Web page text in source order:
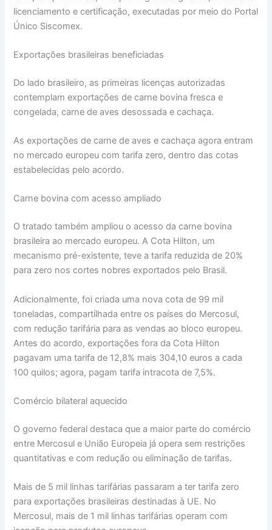
licenciamento e certificação, executadas por meio do Portal
Único Siscomex.
Exportações brasileiras beneficiadas
Do lado brasileiro, as primeiras licenças autorizadas
contemplam exportações de carne bovina fresca e
congelada, carne de aves desossada e cachaça.
As exportações de carne de aves e cachaça agora entram
no mercado europeu com tarifa zero, dentro das cotas
estabelecidas pelo acordo.
Carne bovina com acesso ampliado
O tratado também ampliou o acesso da carne bovina
brasileira ao mercado europeu. A Cota Hilton, um
mecanismo pré-existente, teve a tarifa reduzida de 20%
para zero nos cortes nobres exportados pelo Brasil.
Adicionalmente, foi criada uma nova cota de 99 mil
toneladas, compartilhada entre os países do Mercosul,
com redução tarifária para as vendas ao bloco europeu.
Antes do acordo, exportações fora da Cota Hilton
pagavam uma tarifa de 12,8% mais 304,10 euros a cada
100 quilos; agora, pagam tarifa intracota de 7,5%.
Comércio bilateral aquecido
O governo federal destaca que a maior parte do comércio
entre Mercosul e União Europeia já opera sem restrições
quantitativas e com redução ou eliminação de tarifas.
Mais de 5 mil linhas tarifárias passaram a ter tarifa zero
para exportações brasileiras destinadas à UE. No
Mercosul, mais de 1 mil linhas tarifárias operam com